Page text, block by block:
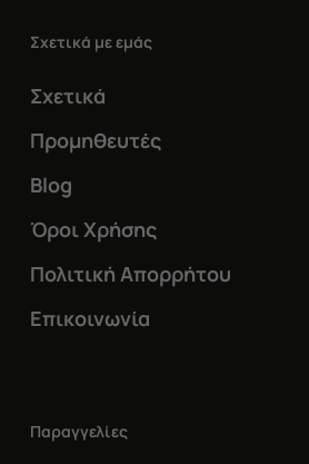
Σχετικά με εμάς
Σχετικά
Προμηθευτές
Blog
Όροι Χρήσης
Πολιτική Απορρήτου
Επικοινωνία
Παραγγελίες